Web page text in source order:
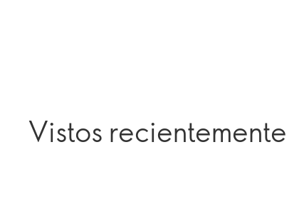
Vistos recientemente